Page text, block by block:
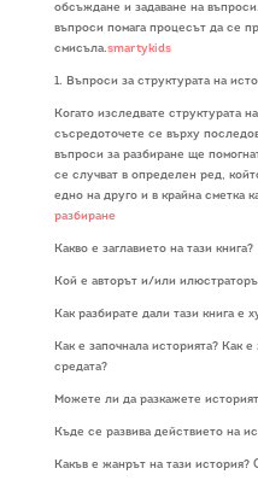
обсъждане и задаване на
въпроси помага процесът да се
смисъла.smartykids
1. Въпроси за структурата на
Когато изследвате структурата
съсредоточете се върху
въпроси за разбиране ще
се случват в определен ред,
едно на друго и в крайна сметка
разбиране
Какво е заглавието на тази книга?
Кой е авторът и/или
Как разбирате дали тази книга е
Как е започнала историята? Как
средата?
Можете ли да разкажете
Къде се развива действието на
Какъв е жанрът на тази история?